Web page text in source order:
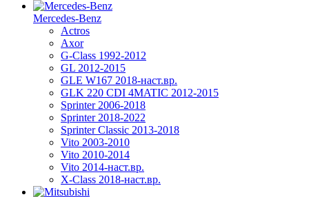
Mercedes-Benz
Actros
Axor
G-Class 1992-2012
GL 2012-2015
GLE W167 2018-наст.вр.
GLK 220 CDI 4MATIC 2012-2015
Sprinter 2006-2018
Sprinter 2018-2022
Sprinter Classic 2013-2018
Vito 2003-2010
Vito 2010-2014
Vito 2014-наст.вр.
X-Class 2018-наст.вр.